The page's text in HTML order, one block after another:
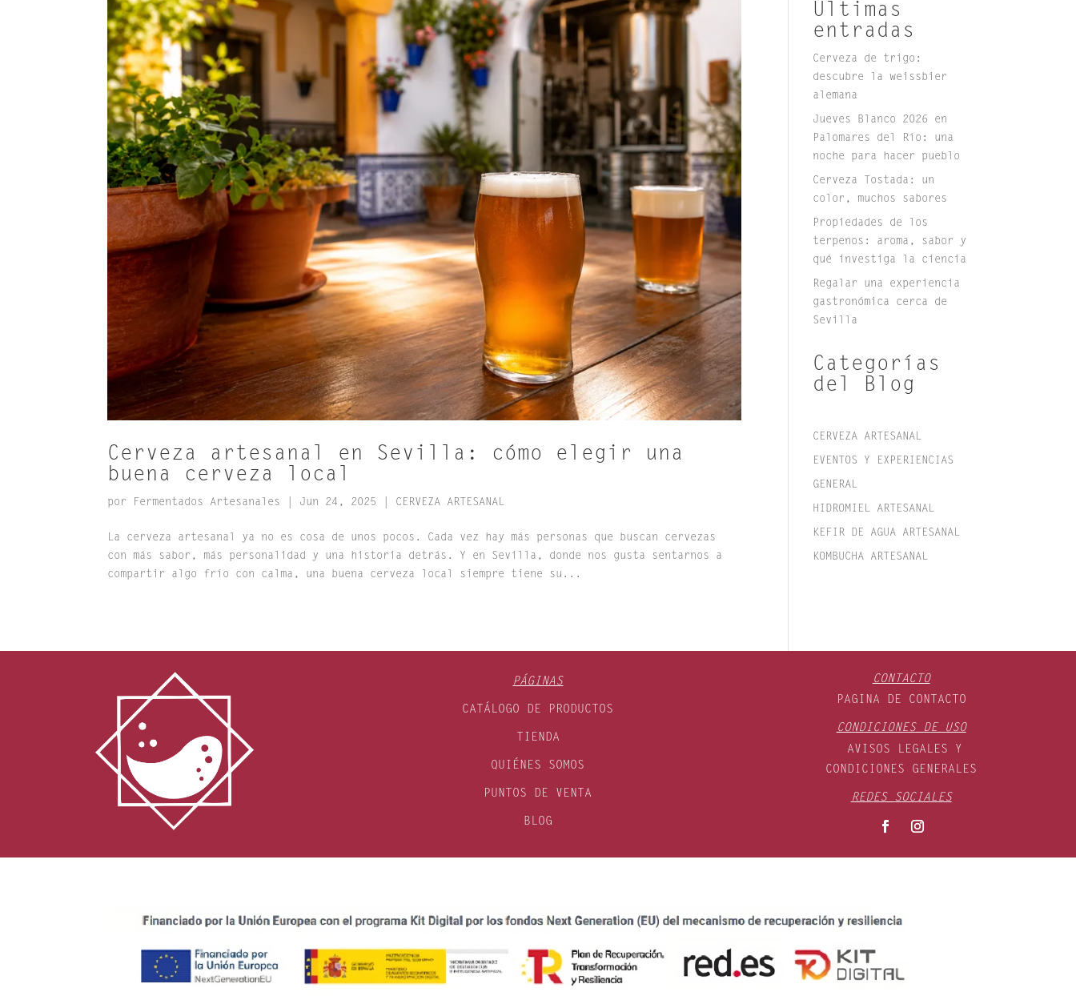
Cerveza artesanal en Sevilla: cómo elegir una
buena cerveza local
por Fermentados Artesanales Jun 24, 2025 CERVEZA ARTESANAL
La cerveza artesanal ya no es cosa de unos pocos. Cada vez hay más personas que buscan cervezas
con más sabor, más personalidad y una historia detrás. Y en Sevilla, donde nos gusta sentarnos a
compartir algo frío con calma, una buena cerveza local siempre tiene su...
Últimas
entradas
Cerveza de trigo:
descubre la weissbier
alemana
Jueves Blanco 2026 en
Palomares del Río: una
noche para hacer pueblo
Cerveza Tostada: un
color, muchos sabores
Propiedades de los
terpenos: aroma, sabor y
qué investiga la ciencia
Regalar una experiencia
gastronómica cerca de
Sevilla
Categorías
del Blog
CERVEZA ARTESANAL
EVENTOS Y EXPERIENCIAS
GENERAL
HIDROMIEL ARTESANAL
KEFIR DE AGUA ARTESANAL
KOMBUCHA ARTESANAL
PÁGINAS
CATÁLOGO DE PRODUCTOS
TIENDA
QUIÉNES SOMOS
PUNTOS DE VENTA
BLOG
CONTACTO
PAGINA DE CONTACTO
CONDICIONES DE USO
AVISOS LEGALES Y
CONDICIONES GENERALES
REDES SOCIALES